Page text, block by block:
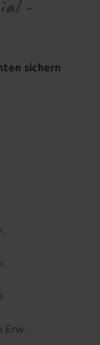
Baby
-
sichern
Erw.